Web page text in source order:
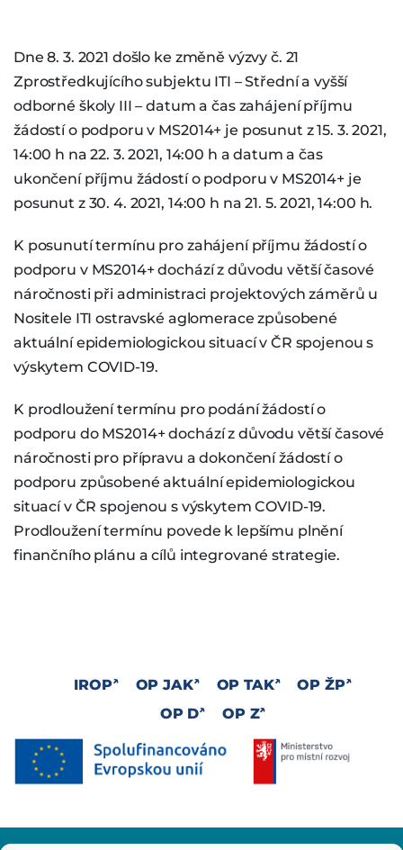
Dne 8. 3. 2021 došlo ke změně výzvy č. 21
Zprostředkujícího subjektu ITI – Střední a vyšší
odborné školy III – datum a čas zahájení příjmu
žádostí o podporu v MS2014+ je posunut z 15. 3. 2021,
14:00 h na 22. 3. 2021, 14:00 h a datum a čas
ukončení příjmu žádostí o podporu v MS2014+ je
posunut z 30. 4. 2021, 14:00 h na 21. 5. 2021, 14:00 h.
K posunutí termínu pro zahájení příjmu žádostí o
podporu v MS2014+ dochází z důvodu větší časové
náročnosti při administraci projektových záměrů u
Nositele ITI ostravské aglomerace způsobené
aktuální epidemiologickou situací v ČR spojenou s
výskytem COVID-19.
K prodloužení termínu pro podání žádostí o
podporu do MS2014+ dochází z důvodu větší časové
náročnosti pro přípravu a dokončení žádostí o
podporu způsobené aktuální epidemiologickou
situací v ČR spojenou s výskytem COVID-19.
Prodloužení termínu povede k lepšímu plnění
finančního plánu a cílů integrované strategie.
IROP OP JAK OP TAK
OP ŽP
OP D
OP Z